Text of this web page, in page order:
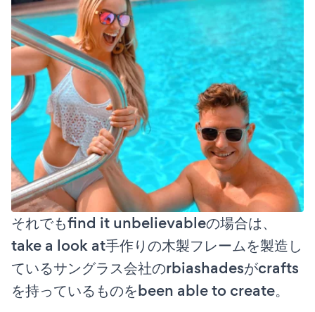
それでもfind it unbelievableの場合は、
take a look at手作りの木製フレームを製造し
ているサングラス会社のrbiashadesがcrafts
を持っているものをbeen able to create。